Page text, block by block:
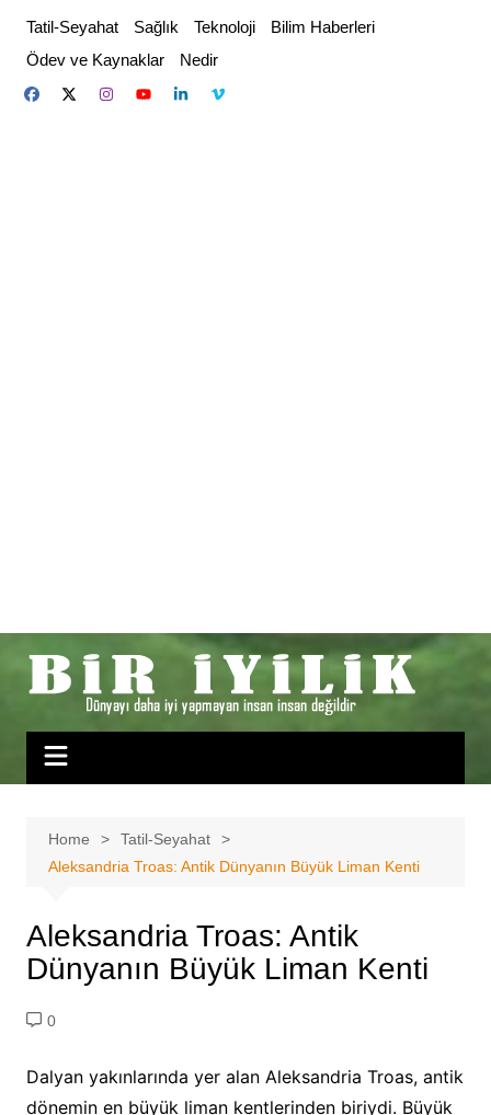
content
Tatil-Seyahat Sağlık Teknoloji
Bilim Haberleri
Ödev ve Kaynaklar
Nedir
Home
Tatil-Seyahat
Aleksandria Troas: Antik Dünyanın Büyük Liman Kenti
Aleksandria Troas: Antik
Dünyanın Büyük Liman Kenti
0
Dalyan yakınlarında yer alan Aleksandria Troas, antik
dönemin en büyük liman kentlerinden biriydi. Büyük